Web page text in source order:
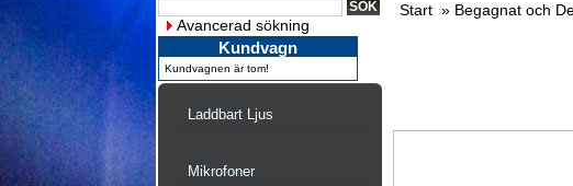
Avancerad sökning
Kundvagn
Kundvagnen är tom!
Laddbart Ljus
Mikrofoner
Start » Begagnat och